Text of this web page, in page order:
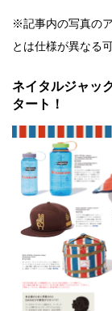
※記事内の写真の
とは仕様が異なる
ネイタルジャッ
タート！